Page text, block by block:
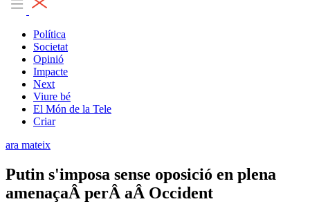
Política
Societat
Opinió
Impacte
Next
Viure bé
El Món de la Tele
Criar
ara mateix
Putin s'imposa sense oposició en plena
amenaçaÂ perÂ aÂ Occident